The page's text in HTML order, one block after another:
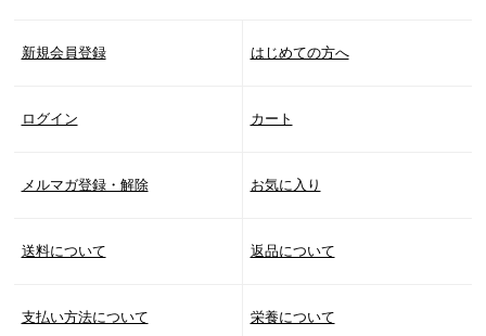
新規会員登録 はじめての方へ
ログイン カート
メルマガ登録・解除 お気に入り
送料について 返品について
支払い方法について 栄養について